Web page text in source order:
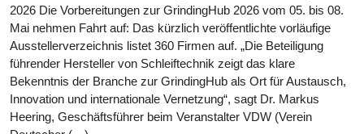
2026 Die Vorbereitungen zur GrindingHub 2026 vom 05. bis 08.
Mai nehmen Fahrt auf: Das kürzlich veröffentlichte vorläufige
Ausstellerverzeichnis listet 360 Firmen auf. „Die Beteiligung
führender Hersteller von Schleiftechnik zeigt das klare
Bekenntnis der Branche zur GrindingHub als Ort für Austausch,
Innovation und internationale Vernetzung“, sagt Dr. Markus
Heering, Geschäftsführer beim Veranstalter VDW (Verein